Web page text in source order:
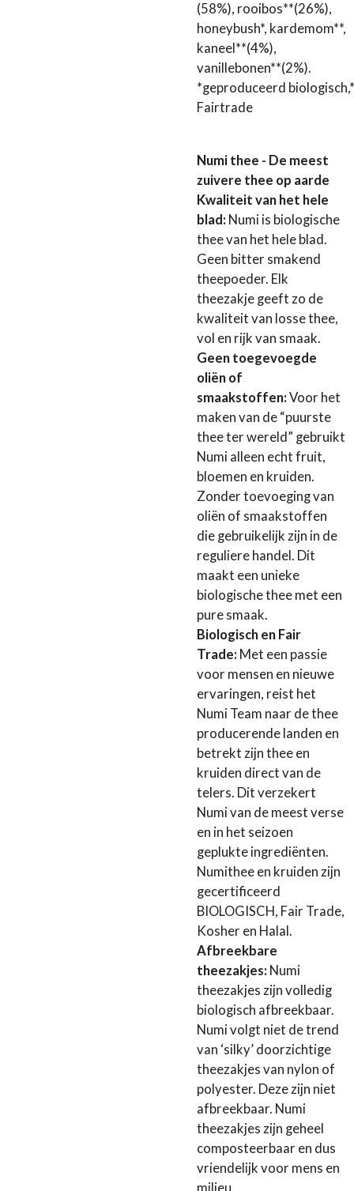
(58%), rooibos**(26%),
honeybush*, kardemom**,
kaneel**(4%),
vanillebonen**(2%).
*geproduceerd
Fairtrade
Numi thee - De meest
zuivere thee op aarde
Kwaliteit van het hele
blad: Numi is biologische
thee van het hele blad.
Geen bitter smakend
theepoeder. Elk
theezakje geeft zo de
kwaliteit van losse thee,
vol en rijk van smaak.
Geen toegevoegde
oliën of
smaakstoffen: Voor het
maken van de “puurste
thee ter wereld” gebruikt
Numi alleen echt fruit,
bloemen en kruiden.
Zonder toevoeging van
oliën of smaakstoffen
die gebruikelijk zijn in de
reguliere handel. Dit
maakt een unieke
biologische thee met een
pure smaak.
Biologisch en Fair
Trade: Met een passie
voor mensen en nieuwe
ervaringen, reist het
Numi Team naar de thee
producerende landen en
betrekt zijn thee en
kruiden direct van de
telers. Dit verzekert
Numi van de meest verse
en in het seizoen
geplukte ingrediënten.
Numithee en kruiden zijn
gecertificeerd
BIOLOGISCH, Fair Trade,
Kosher en Halal.
Afbreekbare
theezakjes: Numi
theezakjes zijn volledig
biologisch afbreekbaar.
Numi volgt niet de trend
van ‘silky’ doorzichtige
theezakjes van nylon of
polyester. Deze zijn niet
afbreekbaar. Numi
theezakjes zijn geheel
composteerbaar en dus
vriendelijk voor mens en
milieu.